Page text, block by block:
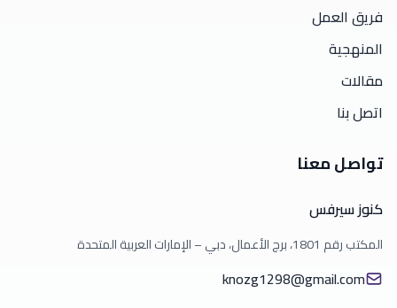
فريق العمل
المنهجية
مقالات
اتصل بنا
تواصل معنا
كنوز سيرفس
المكتب رقم 1801، برج الأعمال، دبي – الإمارات العربية المتحدة
knozg1298@gmail.com